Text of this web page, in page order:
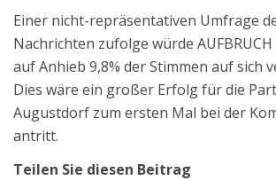
Einer nicht-repräsentativen Umfrage
Nachrichten zufolge würde
auf Anhieb 9,8% der Stimmen auf sich
Dies wäre ein großer Erfolg für die
Augustdorf zum ersten Mal bei der
antritt.
Teilen Sie diesen Beitrag